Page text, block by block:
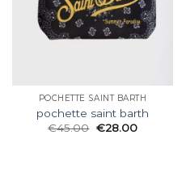
POCHETTE SAINT BARTH
pochette saint barth
€45.00 €28.00